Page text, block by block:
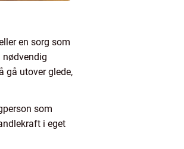
en sorg som
gå utover glede,
som
i eget